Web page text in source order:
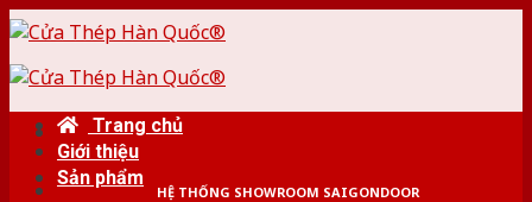
Skip
content
HỆ THỐNG SHOWROOM SAIGONDOOR
Trang chủ
Giới thiệu
Sản phẩm